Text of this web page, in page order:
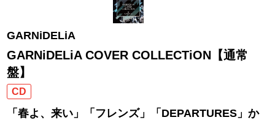
GARNiDELiA
GARNiDELiA COVER COLLECTiON【通常
盤】
CD
「春よ、来い」「フレンズ」「DEPARTURES」か